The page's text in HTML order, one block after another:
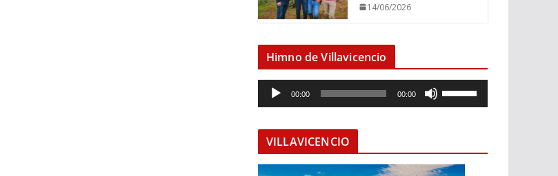
14/06/2026
Himno de Villavicencio
e
o
00:00 00:00
i
z
VILLAVICENCIO